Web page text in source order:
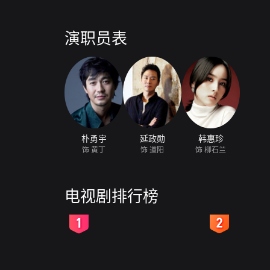
演职员表
朴勇宇
饰 黄丁
延政勋
饰 道阳
韩惠珍
饰 柳石兰
电视剧排行榜